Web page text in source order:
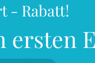
- Rabatt!
ersten